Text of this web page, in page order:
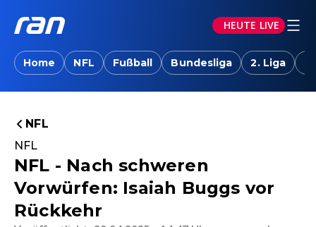
HEUTE LIVE
Home NFL Fußball Bundesliga 2. Liga
NFL
NFL
NFL - Nach schweren
Vorwürfen: Isaiah Buggs vor
Rückkehr